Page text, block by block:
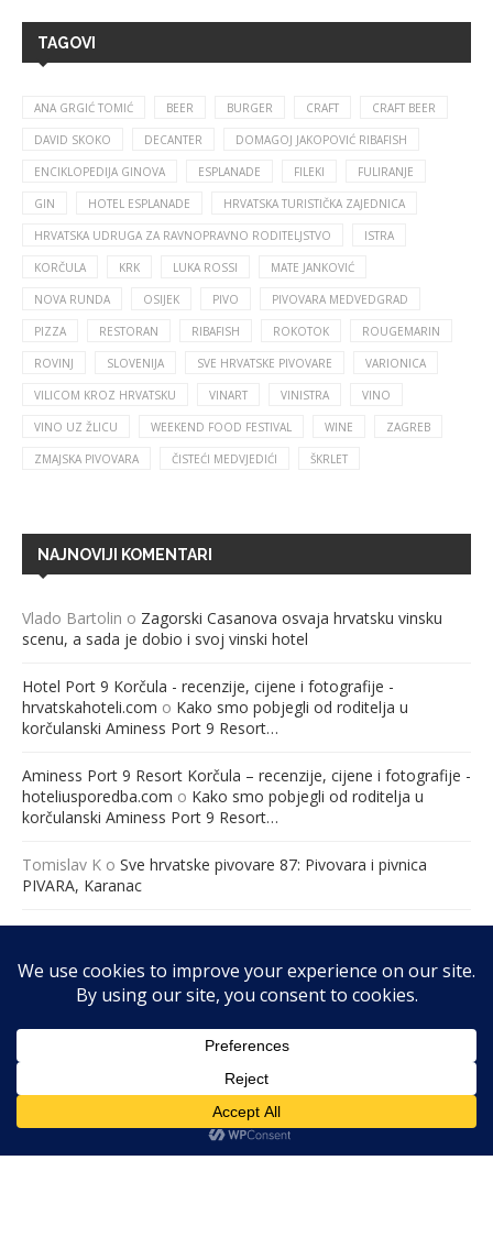
TAGOVI
ANA GRGIĆ TOMIĆ BEER BURGER CRAFT CRAFT BEER
DAVID SKOKO DECANTER DOMAGOJ JAKOPOVIĆ RIBAFISH
ENCIKLOPEDIJA GINOVA ESPLANADE FILEKI FULIRANJE
GIN HOTEL ESPLANADE HRVATSKA TURISTIČKA ZAJEDNICA
HRVATSKA UDRUGA ZA RAVNOPRAVNO RODITELJSTVO ISTRA
KORČULA KRK LUKA ROSSI MATE JANKOVIĆ
NOVA RUNDA OSIJEK PIVO PIVOVARA MEDVEDGRAD
PIZZA RESTORAN RIBAFISH ROKOTOK ROUGEMARIN
ROVINJ SLOVENIJA SVE HRVATSKE PIVOVARE VARIONICA
VILICOM KROZ HRVATSKU VINART VINISTRA VINO
VINO UZ ŽLICU WEEKEND FOOD FESTIVAL WINE ZAGREB
ZMAJSKA PIVOVARA ČISTEĆI MEDVJEDIĆI ŠKRLET
NAJNOVIJI KOMENTARI
Vlado Bartolin o Zagorski Casanova osvaja hrvatsku vinsku
scenu, a sada je dobio i svoj vinski hotel
Hotel Port 9 Korčula - recenzije, cijene i fotografije -
hrvatskahoteli.com o Kako smo pobjegli od roditelja u
korčulanski Aminess Port 9 Resort…
Aminess Port 9 Resort Korčula – recenzije, cijene i fotografije -
hoteliusporedba.com o Kako smo pobjegli od roditelja u
korčulanski Aminess Port 9 Resort…
Tomislav K o Sve hrvatske pivovare 87: Pivovara i pivnica
PIVARA, Karanac
Međunarodna konferencija “Ravnopravno roditeljstvo – jučer,
„Ravnopravno roditeljstvo: Jučer, danas i sutra“ 19. ožujka
2026. godine u Zagrebu (Hotel Academia, 8:30 – 16:00 sati).